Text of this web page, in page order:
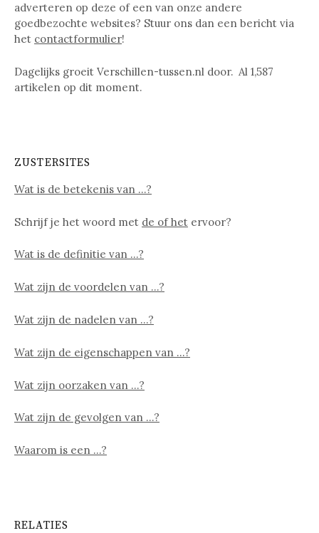
adverteren op deze of een van onze andere
goedbezochte websites? Stuur ons dan een bericht via
het contactformulier!
Dagelijks groeit Verschillen-tussen.nl door. Al 1,587
artikelen op dit moment.
ZUSTERSITES
Wat is de betekenis van …?
Schrijf je het woord met de of het ervoor?
Wat is de definitie van …?
Wat zijn de voordelen van …?
Wat zijn de nadelen van …?
Wat zijn de eigenschappen van …?
Wat zijn oorzaken van …?
Wat zijn de gevolgen van …?
Waarom is een …?
RELATIES